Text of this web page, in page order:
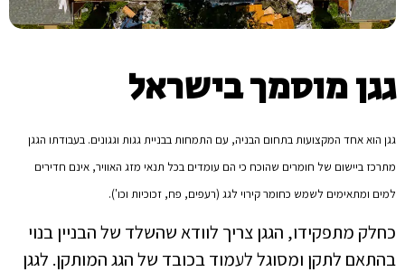
גגן מוסמך בישראל
גגן הוא אחד המקצועות בתחום הבניה, עם התמחות בבניית גגות וגגונים. בעבודתו הגגן
מתרכז ביישום של חומרים שהוכח כי הם עומדים בכל תנאי מזג האוויר, אינם חדירים
למים ומתאימים לשמש כחומר קירוי לגג (רעפים, פח, זכוכיות וכו').
כחלק מתפקידו, הגגן צריך לוודא שהשלד של הבניין בנוי
בהתאם לתקן ומסוגל לעמוד בכובד של הגג המותקן. לגגן